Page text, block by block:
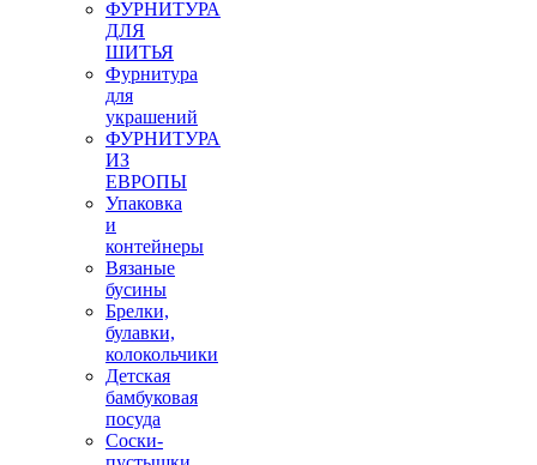
ФУРНИТУРА
ДЛЯ
ШИТЬЯ
Фурнитура
для
украшений
ФУРНИТУРА
ИЗ
ЕВРОПЫ
Упаковка
и
контейнеры
Вязаные
бусины
Брелки,
булавки,
колокольчики
Детская
бамбуковая
посуда
Соски-